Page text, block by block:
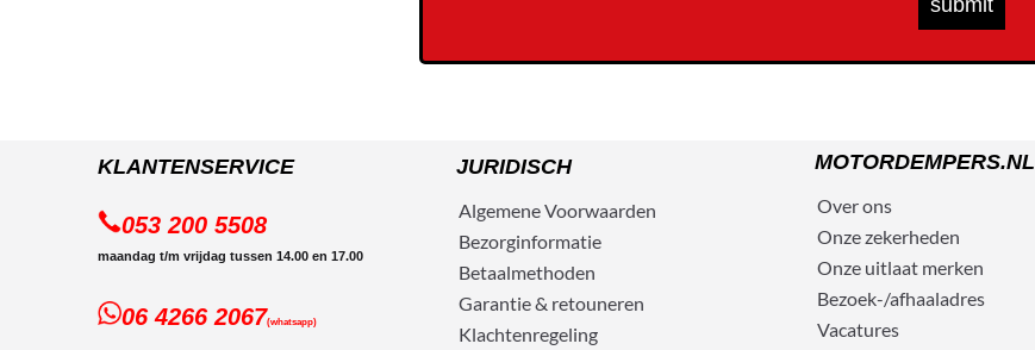
KLANTENSERVICE
053 200 5508
maandag t/m vrijdag tussen 14.00 en 17.00
06 4266 2067(whatsapp)
JURIDISCH
AlgemeneVoorwaarden
Bezorginformatie
Betaalmethoden
Garantie & retouneren
Klachtenregeling
MOTORDEMPERS.NL
Over ons
Onze zekerheden
Onze uitlaat merken
Bezoek-/afhaaladres
Vacatures